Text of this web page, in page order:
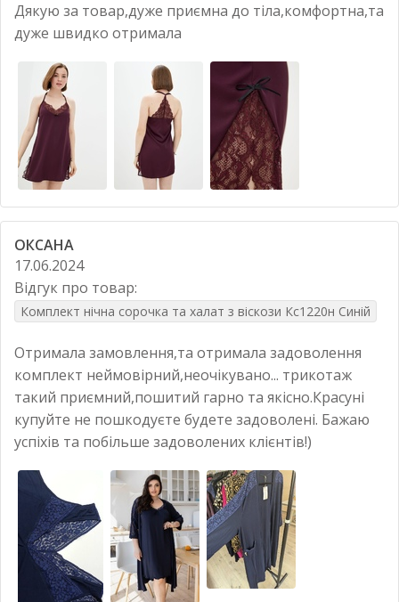
Дякую за товар,дуже приємна до тіла,комфортна,та
дуже швидко отримала
ОКСАНА
17.06.2024
Відгук про товар:
Комплект нічна сорочка та халат з віскози Кс1220н Синій
Отримала замовлення,та отримала задоволення
комплект неймовірний,неочікувано... трикотаж
такий приємний,пошитий гарно та якісно.Красуні
купуйте не пошкодуєте будете задоволені. Бажаю
успіхів та побільше задоволених клієнтів!)